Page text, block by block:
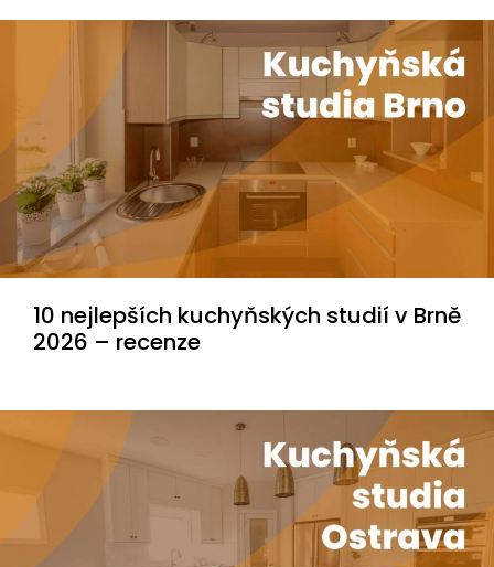
10 nejlepších kuchyňských studií v Brně
2026 – recenze